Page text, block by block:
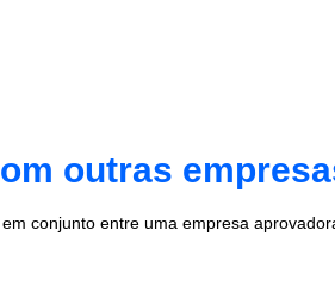
outras
conjunto entre uma empresa